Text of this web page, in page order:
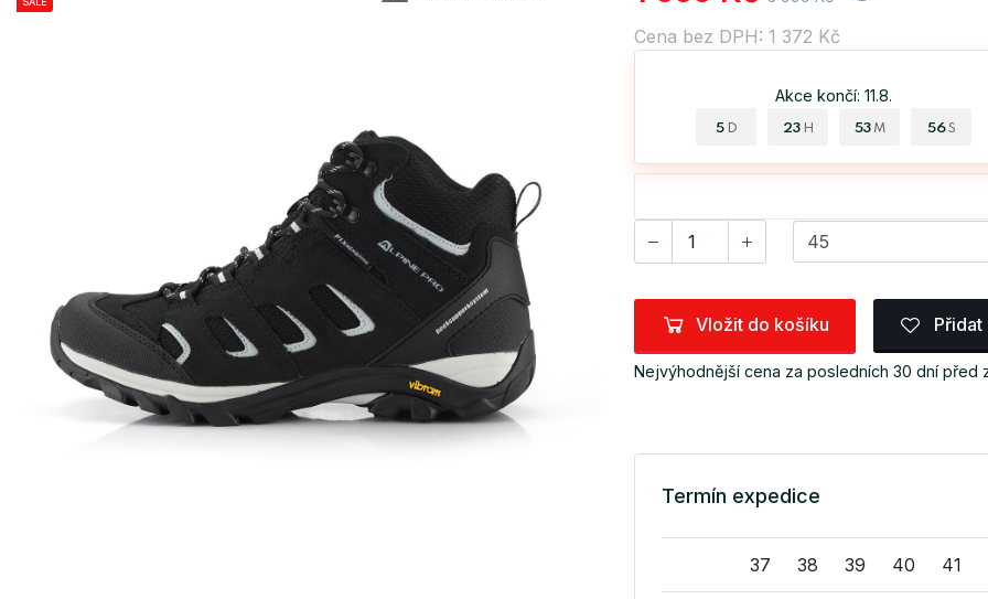
Cena bez DPH: 1 372 Kč
Akce končí: 11.8.
5 D 23 H 53 M 55 S
Vložit do košíku
Nejvýhodnější cena za posledních 30 dní před
Termín expedice
37 38 39 40 41